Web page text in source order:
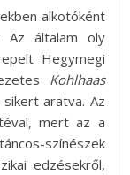
alkotóként
Az általam oly
Hegymegi
Kohlhaas
aratva. Az
mert az a
színészek
edzésekről,